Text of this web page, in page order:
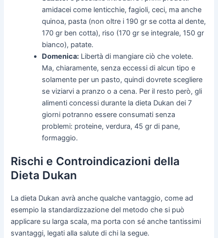
amidacei come lenticchie, fagioli, ceci, ma anche
quinoa, pasta (non oltre i 190 gr se cotta al dente,
170 gr ben cotta), riso (170 gr se integrale, 150 gr
bianco), patate.
Domenica: Libertà di mangiare ciò che volete.
Ma, chiaramente, senza eccessi di alcun tipo e
solamente per un pasto, quindi dovrete scegliere
se viziarvi a pranzo o a cena. Per il resto però, gli
alimenti concessi durante la dieta Dukan dei 7
giorni potranno essere consumati senza
problemi: proteine, verdura, 45 gr di pane,
formaggio.
Rischi e Controindicazioni della
Dieta Dukan
La dieta Dukan avrà anche qualche vantaggio, come ad
esempio la standardizzazione del metodo che si può
applicare su larga scala, ma porta con sé anche tantissimi
svantaggi, legati alla salute di chi la segue.